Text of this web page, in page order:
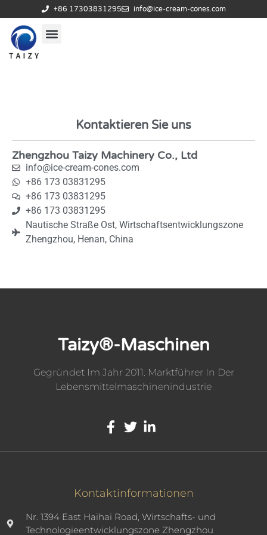
+86 17303831295 info@ice-cream-cones.com
Kontaktieren Sie uns
Zhengzhou Taizy Machinery Co., Ltd
info@ice-cream-cones.com
+86 173 03831295
+86 173 03831295
+86 173 03831295
Nautische Straße Ost, Wirtschaftsentwicklungszone
Zhengzhou, Henan, China
Taizy®-Maschinen
Gegründet Im Jahr 2011. Marktführer In Der
Lebensmittelmaschinenindustrie
Kontaktinformationen
Nr. 1394 East Haihai Road, Wirtschafts- und
Technologieentwicklungszone Zhengzhou